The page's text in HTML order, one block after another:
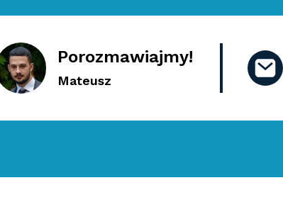
Porozmawiajmy!
Mateusz